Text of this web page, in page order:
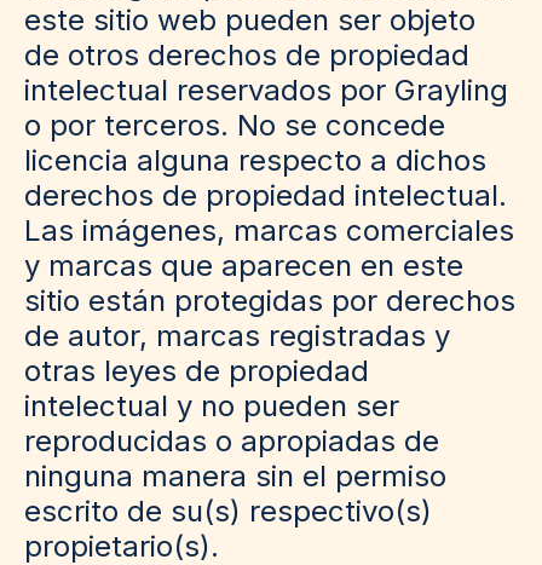
este sitio web pueden ser objeto
de otros derechos de propiedad
intelectual reservados por Grayling
o por terceros. No se concede
licencia alguna respecto a dichos
derechos de propiedad intelectual.
Las imágenes, marcas comerciales
y marcas que aparecen en este
sitio están protegidas por derechos
de autor, marcas registradas y
otras leyes de propiedad
intelectual y no pueden ser
reproducidas o apropiadas de
ninguna manera sin el permiso
escrito de su(s) respectivo(s)
propietario(s).